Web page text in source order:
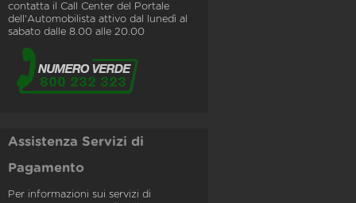
contatta il Call Center del Portale
dell'Automobilista attivo dal lunedì al
sabato dalle 8.00 alle 20.00
Assistenza Servizi di
Pagamento
Per informazioni sui servizi di